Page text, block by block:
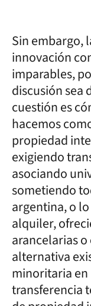
Sin embargo,
innovación
imparables,
discusión sea
cuestión es
hacemos
propiedad
exigiendo
asociando
sometiendo
argentina, o
alquiler,
arancelarias
alternativa
minoritaria en
transferencia